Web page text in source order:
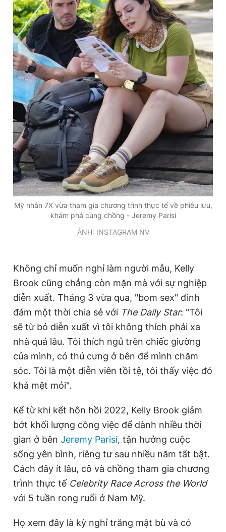
Mỹ nhân 7X vừa tham gia chương trình thực tế về phiêu lưu,
khám phá cùng chồng - Jeremy Parisi
ẢNH: INSTAGRAM NV
Không chỉ muốn nghỉ làm người mẫu, Kelly
Brook cũng chẳng còn mặn mà với sự nghiệp
diễn xuất. Tháng 3 vừa qua, "bom sex" đình
đám một thời chia sẻ với The Daily Star: "Tôi
sẽ từ bỏ diễn xuất vì tôi không thích phải xa
nhà quá lâu. Tôi thích ngủ trên chiếc giường
của mình, có thú cưng ở bên để mình chăm
sóc. Tôi là một diễn viên tồi tệ, tôi thấy việc đó
khá mệt mỏi".
Kể từ khi kết hôn hồi 2022, Kelly Brook giảm
bớt khối lượng công việc để dành nhiều thời
gian ở bên Jeremy Parisi, tận hưởng cuộc
sống yên bình, riêng tư sau nhiều năm tất bật.
Cách đây ít lâu, cô và chồng tham gia chương
trình thực tế Celebrity Race Across the World
với 5 tuần rong ruổi ở Nam Mỹ.
Họ xem đây là kỳ nghỉ trăng mật bù và có